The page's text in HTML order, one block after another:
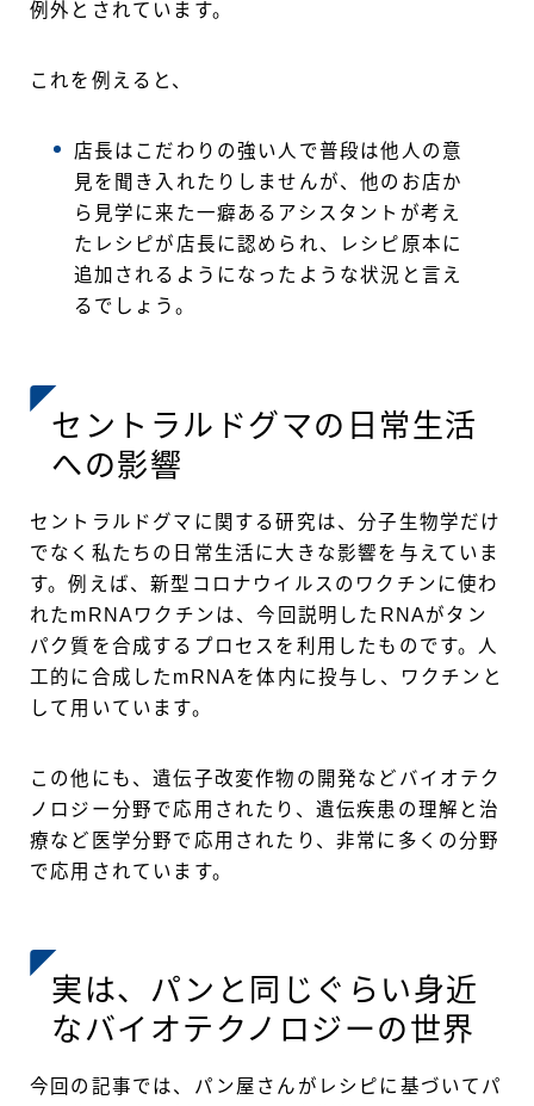
例外とされています。
これを例えると、
店長はこだわりの強い人で普段は他人の意
見を聞き入れたりしませんが、他のお店か
ら見学に来た一癖あるアシスタントが考え
たレシピが店長に認められ、レシピ原本に
追加されるようになったような状況と言え
るでしょう。
セントラルドグマの日常生活
への影響
セントラルドグマに関する研究は、分子生物学だけ
でなく私たちの日常生活に大きな影響を与えていま
す。例えば、新型コロナウイルスのワクチンに使わ
れたmRNAワクチンは、今回説明したRNAがタン
パク質を合成するプロセスを利用したものです。人
工的に合成したmRNAを体内に投与し、ワクチンと
して用いています。
この他にも、遺伝子改変作物の開発などバイオテク
ノロジー分野で応用されたり、遺伝疾患の理解と治
療など医学分野で応用されたり、非常に多くの分野
で応用されています。
実は、パンと同じぐらい身近
なバイオテクノロジーの世界
今回の記事では、パン屋さんがレシピに基づいてパ